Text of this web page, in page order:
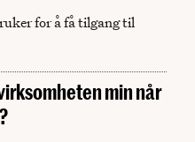
for å få tilgang til
min når